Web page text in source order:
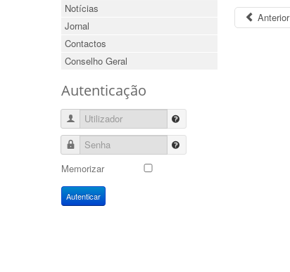
Notícias
Jornal
Contactos
Conselho Geral
Autenticação
Utilizador
Senha
Memorizar
Autenticar
Anterior